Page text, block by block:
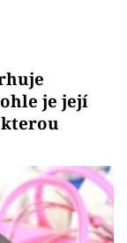
je její